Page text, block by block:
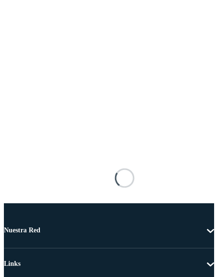
Nuestra Red
Links